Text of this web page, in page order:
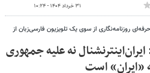
۳۱ خرداد ۱۴۰۴ - ۱۰:۲۴
روزنامه‌نگاری از سوی یک تلویزیون‌ فارسی‌زبان از
نه علیه جمهوری
«ایران» است